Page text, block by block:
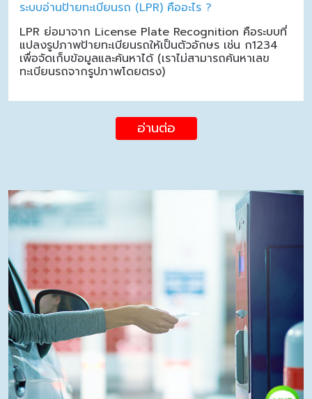
ระบบอ่านป้ายทะเบียนรถ (LPR) คืออะไร ?
LPR ย่อมาจาก License Plate Recognition คือระบบที่
แปลงรูปภาพป้ายทะเบียนรถให้เป็นตัวอักษร เช่น ก1234
เพื่อจัดเก็บข้อมูลและค้นหาได้ (เราไม่สามารถค้นหาเลข
ทะเบียนรถจากรูปภาพโดยตรง)
อ่านต่อ